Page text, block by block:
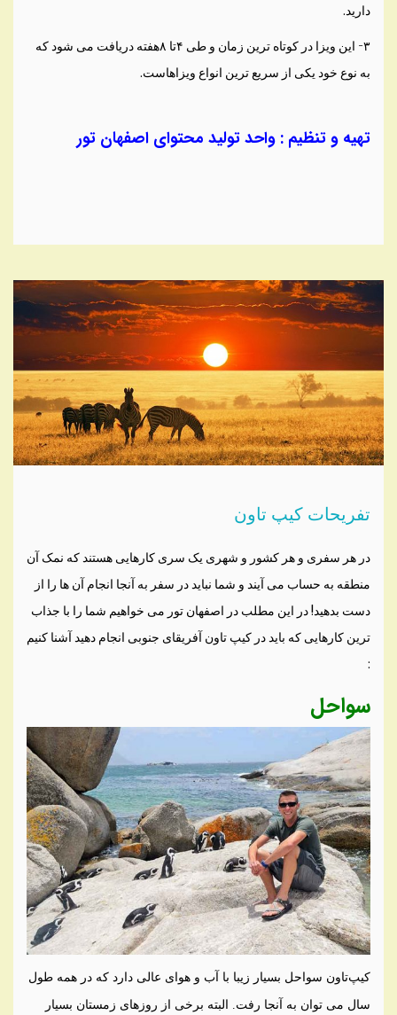
دارید.
۳- این ویزا در کوتاه ترین زمان و طی‌ ۴تا ۸هفته دریافت می شود که
به نوع خود یکی‌ از سریع ترین انواع ویزاهاست.
تهیه و تنظیم : واحد تولید محتوای اصفهان تور
تفریحات کیپ تاون
در هر سفری و هر کشور و شهری یک سری کارهایی هستند که نمک آن
منطقه به حساب می آیند و شما نباید در سفر به آنجا انجام آن ها را از
دست بدهید! در این مطلب در اصفهان تور می خواهیم شما را با جذاب
ترین کارهایی که باید در کیپ تاون آفریقای جنوبی انجام دهید آشنا کنیم
:
سواحل
کیپ‌تاون سواحل بسیار زیبا با آب و هوای عالی دارد که در همه طول
سال می توان به آنجا رفت. البته برخی از روزهای زمستان بسیار